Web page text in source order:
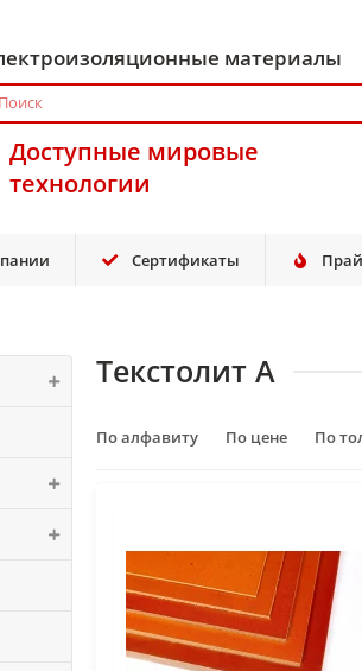
материалы
Доступные мировые
технологии
Сертификаты
Текстолит А
По алфавиту По цене По